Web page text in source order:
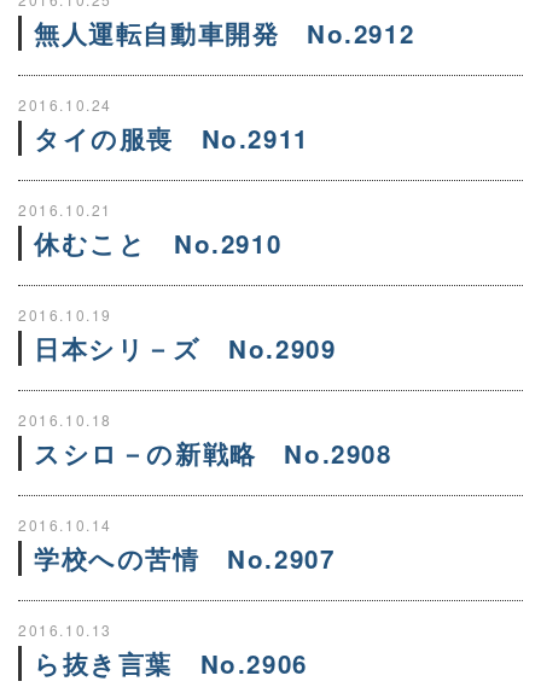
無人運転自動車開発 No.2912
2016.10.24
タイの服喪 No.2911
2016.10.21
休むこと No.2910
2016.10.19
日本シリ－ズ No.2909
2016.10.18
スシロ－の新戦略 No.2908
2016.10.14
学校への苦情 No.2907
2016.10.13
ら抜き言葉 No.2906